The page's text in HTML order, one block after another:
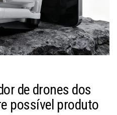
de drones dos
possível produto